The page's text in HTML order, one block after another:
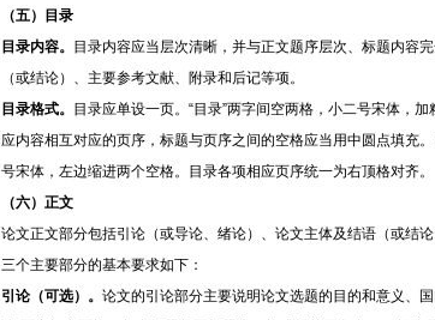
（五）目录
目录内容。
目录内容应当层次清晰，并与正文题序层次、标题内容
（或结论）、主要参考文献、附录和后记等项。
目录格式。
目录应单设一页。 “目录”两字间空两格，小二号宋体，
应内容相互对应的页序，标题与页序之间的空格应当用中圆点填充
号宋体，左边缩进两个空格。目录各项相应页序统一为右顶格对齐。
（六）正文
论文正文部分包括引论（或导论、绪论） 、论文主体及结语（或结
三个主要部分的基本要求如下：
引论（可选）。 论文的引论部分主要说明论文选题的目的和意义、